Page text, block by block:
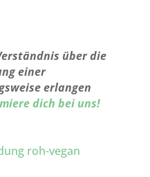
über die
einer
erlangen
dich bei uns!